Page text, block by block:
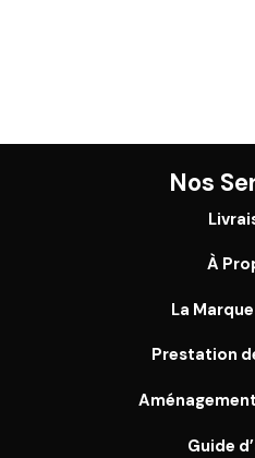
Nos
À
La
Prestation
Guide